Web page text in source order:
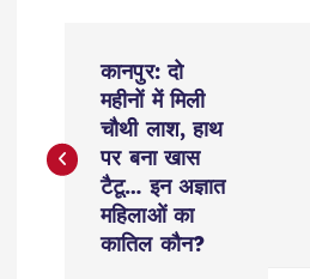
s
कानपुर: दो
महीनों में मिली
चौथी लाश, हाथ
पर बना खास
टैटू… इन अज्ञात
महिलाओं का
कातिल कौन?